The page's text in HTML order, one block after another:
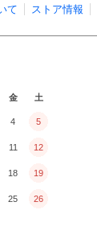
て ストア情報
金 土
4 5
11 12
18 19
25 26